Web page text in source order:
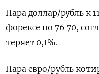
Пара доллар/рубль ​к
форексе по 76,70,
теряет 0,1%.
Пара евро/рубль